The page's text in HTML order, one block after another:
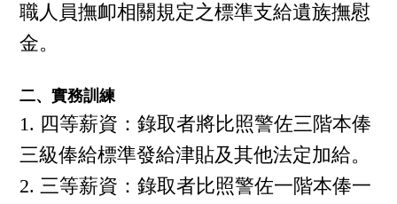
職人員撫卹相關規定之標準支給遺族撫慰
金。
二、實務訓練
四等薪資：錄取者將比照警佐三階本俸
三級俸給標準發給津貼及其他法定加給。
三等薪資：錄取者比照警佐一階本俸一